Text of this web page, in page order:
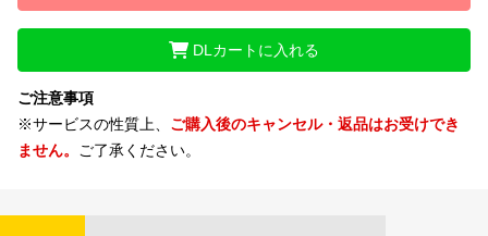
DLカートに入れる
ご注意事項
※サービスの性質上、 ご購入後のキャンセル・返品はお受けでき
ません。 ご了承ください。